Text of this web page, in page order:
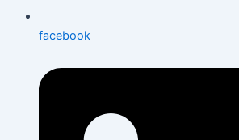
facebook